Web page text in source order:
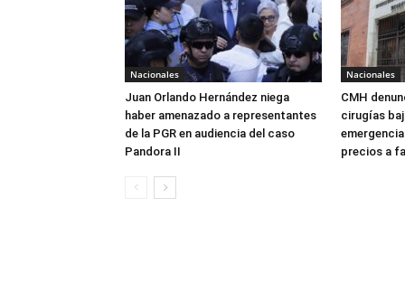
Nacionales
Juan Orlando Hernández niega
haber amenazado a representantes
de la PGR en audiencia del caso
Pandora II
Nacionales
CMH
cirugías
precios a